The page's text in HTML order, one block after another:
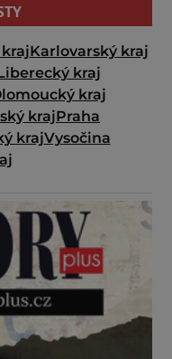
Karlovarský kraj
kraj
kraj
krajPraha
krajVysočina